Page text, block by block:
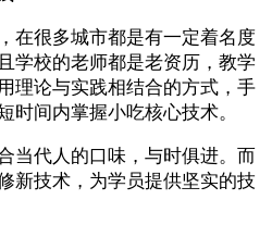
在很多城市都是有一定着名度
学校的老师都是老资历，教学
理论与实践相结合的方式，手
时间内掌握小吃核心技术。
当代人的口味，与时俱进。而
新技术，为学员提供坚实的技